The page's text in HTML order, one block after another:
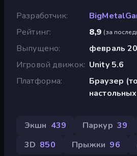
Разработчик
Рейтинг
8,9 (за
Выпущено
февраль
Игровой движок Unity 5.6
Платформа
Браузер
Экшн 439 Паркур 39
3D 850 Прыжки 96